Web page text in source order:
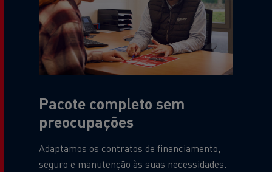
Pacote completo sem
preocupações
Adaptamos os contratos de financiamento,
seguro e manutenção às suas necessidades.